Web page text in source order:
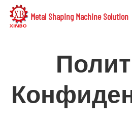
Metal Shaping Machine Solution